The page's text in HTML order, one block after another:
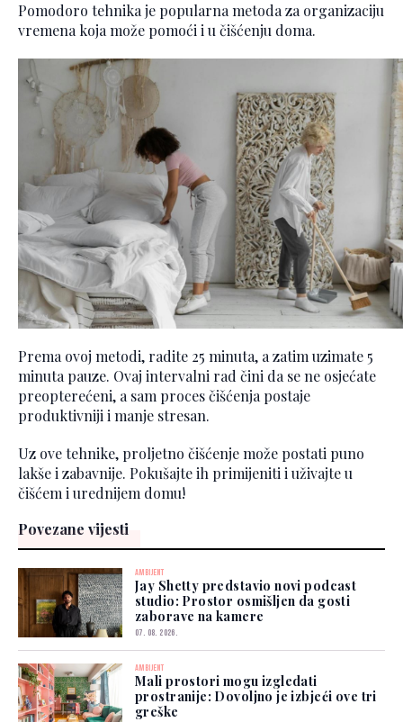
Pomodoro tehnika je popularna metoda za organizaciju
vremena koja može pomoći i u čišćenju doma.
Prema ovoj metodi, radite 25 minuta, a zatim uzimate 5
minuta pauze. Ovaj intervalni rad čini da se ne osjećate
preopterećeni, a sam proces čišćenja postaje
produktivniji i manje stresan.
Uz ove tehnike, proljetno čišćenje može postati puno
lakše i zabavnije. Pokušajte ih primijeniti i uživajte u
čišćem i urednijem domu!
Povezane vijesti
AMBIJENT
Jay Shetty predstavio novi podcast
studio: Prostor osmišljen da gosti
zaborave na kamere
07. 08. 2026.
AMBIJENT
Mali prostori mogu izgledati
prostranije: Dovoljno je izbjeći ove tri
greške